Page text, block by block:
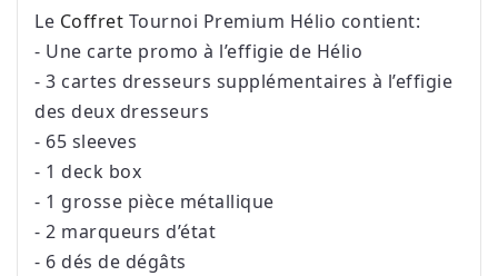
Le Coffret Tournoi Premium Hélio contient:
- Une carte promo à l’effigie de Hélio
- 3 cartes dresseurs supplémentaires à l’effigie
des deux dresseurs
- 65 sleeves
- 1 deck box
- 1 grosse pièce métallique
- 2 marqueurs d’état
- 6 dés de dégâts